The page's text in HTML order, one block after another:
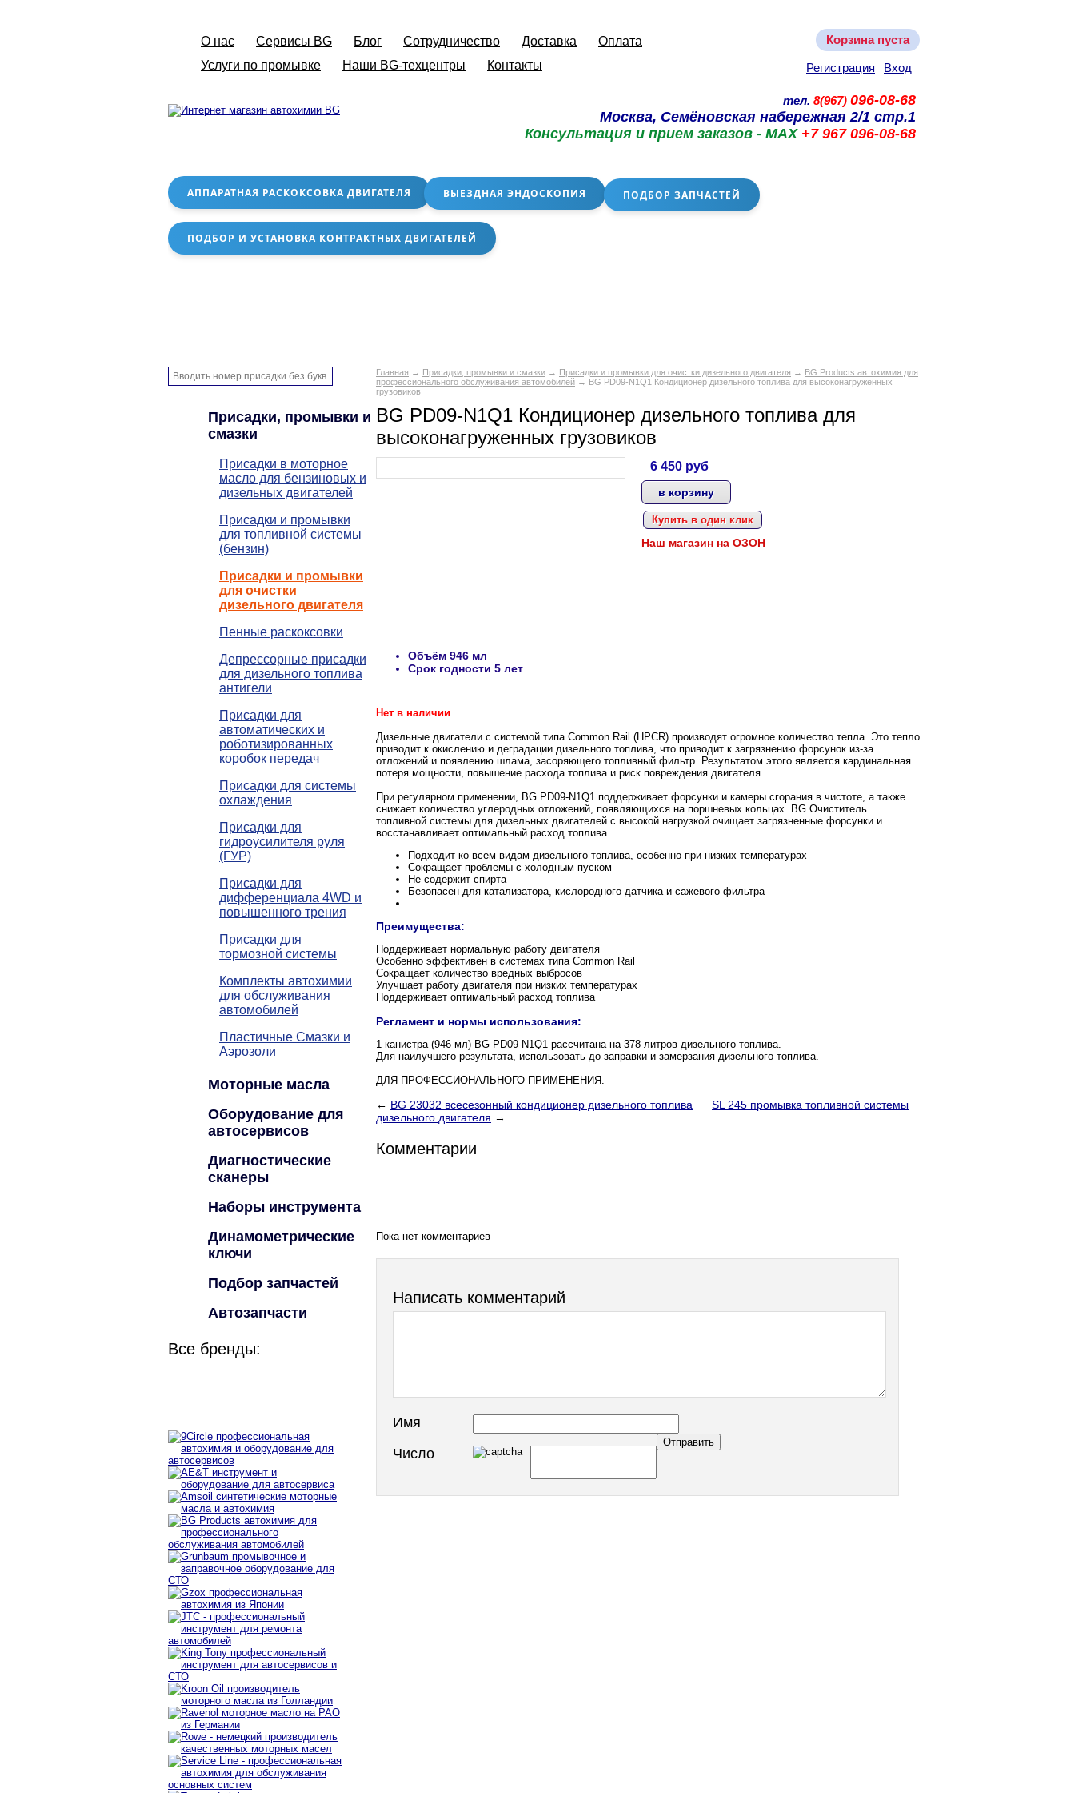
О нас Сервисы BG Блог Сотрудничество Доставка
Оплата
Услуги по промывке
Наши BG-техцентры Контакты
Корзина пуста
Регистрация Вход
тел. 8(967) 096-08-68
Москва, Семёновская набережная 2/1 стр.1
Консультация и прием заказов - MAX +7 967 096-08-68
АППАРАТНАЯ РАСКОКСОВКА ДВИГАТЕЛЯ ВЫЕЗДНАЯ ЭНДОСКОПИЯ
ПОДБОР И УСТАНОВКА КОНТРАКТНЫХ ДВИГАТЕЛЕЙ
ПОДБОР ЗАПЧАСТЕЙ
Главная → Присадки, промывки и смазки → Присадки и промывки для очистки дизельного двигателя → BG Products автохимия для
профессионального обслуживания автомобилей → BG PD09-N1Q1 Кондиционер дизельного топлива для высоконагруженных
грузовиков
BG PD09-N1Q1 Кондиционер дизельного топлива для
высоконагруженных грузовиков
6 450 руб
Купить в один клик
Наш магазин на ОЗОН
Объём 946 мл
Срок годности 5 лет
Нет в наличии
Дизельные двигатели с системой типа Common Rail (HPCR) производят огромное количество тепла. Это тепло
приводит к окислению и деградации дизельного топлива, что приводит к загрязнению форсунок из-за
отложений и появлению шлама, засоряющего топливный фильтр. Результатом этого является кардинальная
потеря мощности, повышение расхода топлива и риск повреждения двигателя.
При регулярном применении, BG PD09-N1Q1 поддерживает форсунки и камеры сгорания в чистоте, а также
снижает количество углеродных отложений, появляющихся на поршневых кольцах. BG Очиститель
топливной системы для дизельных двигателей с высокой нагрузкой очищает загрязненные форсунки и
восстанавливает оптимальный расход топлива.
Подходит ко всем видам дизельного топлива, особенно при низких температурах
Сокращает проблемы с холодным пуском
Не содержит спирта
Безопасен для катализатора, кислородного датчика и сажевого фильтра
Преимущества:
Поддерживает нормальную работу двигателя
Особенно эффективен в системах типа Common Rail
Сокращает количество вредных выбросов
Улучшает работу двигателя при низких температурах
Поддерживает оптимальный расход топлива
Регламент и нормы использования:
1 канистра (946 мл) BG PD09-N1Q1 рассчитана на 378 литров дизельного топлива.
Для наилучшего результата, использовать до заправки и замерзания дизельного топлива.
ДЛЯ ПРОФЕССИОНАЛЬНОГО ПРИМЕНЕНИЯ.
← BG 23032 всесезонный кондиционер дизельного топлива
SL 245 промывка топливной системы
дизельного двигателя →
Комментарии
Пока нет комментариев
Написать комментарий
Имя
Число
Присадки, промывки и
смазки
Присадки в моторное
масло для бензиновых и
дизельных двигателей
Присадки и промывки
для топливной системы
(бензин)
Присадки и промывки
для очистки
дизельного двигателя
Пенные раскоксовки
Депрессорные присадки
для дизельного топлива
антигели
Присадки для
автоматических и
роботизированных
коробок передач
Присадки для системы
охлаждения
Присадки для
гидроусилителя руля
(ГУР)
Присадки для
дифференциала 4WD и
повышенного трения
Присадки для
тормозной системы
Комплекты автохимии
для обслуживания
автомобилей
Пластичные Смазки и
Аэрозоли
Моторные масла
Оборудование для
автосервисов
Диагностические
сканеры
Наборы инструмента
Динамометрические
ключи
Подбор запчастей
Автозапчасти
Все бренды: